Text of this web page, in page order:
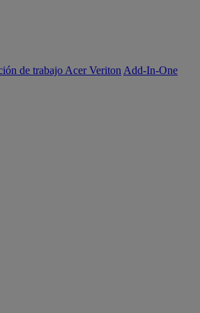
de trabajo Acer Veriton Add-In-One